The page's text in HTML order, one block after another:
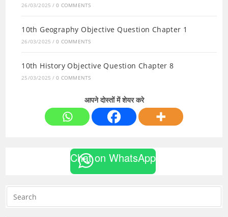
26/03/2025 / 0 COMMENTS
10th Geography Objective Question Chapter 1
26/03/2025 / 0 COMMENTS
10th History Objective Question Chapter 8
25/03/2025 / 0 COMMENTS
आपने दोस्तों में शेयर करे
Chat on WhatsApp